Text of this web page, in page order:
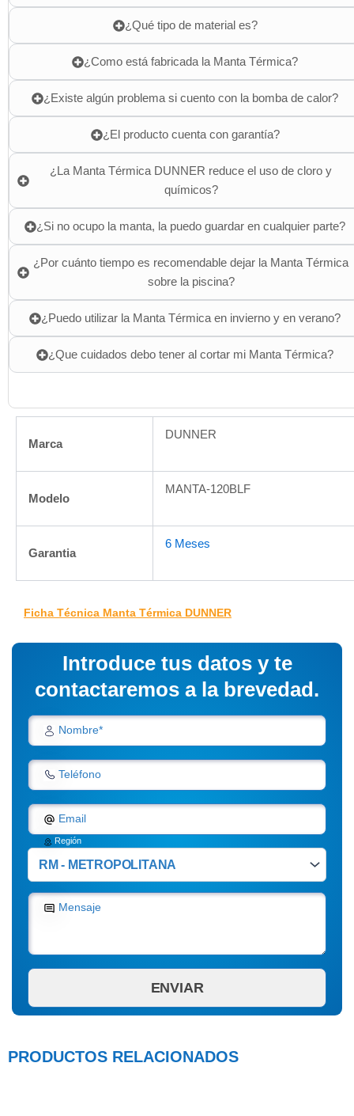
¿Qué tipo de material es?
¿Como está fabricada la Manta Térmica?
¿Existe algún problema si cuento con la bomba de calor?
¿El producto cuenta con garantía?
¿La Manta Térmica DUNNER reduce el uso de cloro y
químicos?
¿Si no ocupo la manta, la puedo guardar en cualquier parte?
¿Por cuánto tiempo es recomendable dejar la Manta Térmica
sobre la piscina?
¿Puedo utilizar la Manta Térmica en invierno y en verano?
¿Que cuidados debo tener al cortar mi Manta Térmica?
Marca
DUNNER
Modelo
MANTA-120BLF
Garantia
6 Meses
Ficha Técnica Manta Térmica DUNNER
Introduce tus datos y te
contactaremos a la brevedad.
Nombre*
Teléfono
Email
Región
Mensaje
PRODUCTOS RELACIONADOS